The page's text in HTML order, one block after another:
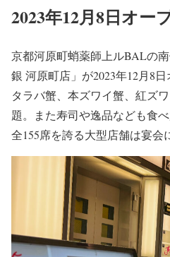
2023年12月8日オー
京都河原町蛸薬師上ルBALの
銀 河原町店」が2023年12月8日
タラバ蟹、本ズワイ蟹、紅ズ
題。また寿司や逸品なども食
全155席を誇る大型店舗は宴会